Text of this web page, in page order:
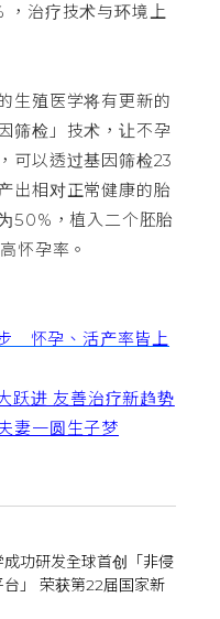
，治疗技术与环境上
生殖医学将有更新的
筛检」技术，让不孕
可以透过基因筛检23
出相对正常健康的胎
50%，植入二个胚胎
怀孕率。
怀孕、活产率皆上
跃进 友善治疗新趋势
妻一圆生子梦
功研发全球首创「非侵
」 荣获第22届国家新